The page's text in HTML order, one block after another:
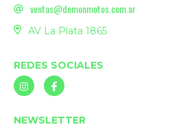
ventas@demonmotos.com.ar
AV La Plata 1865
REDES SOCIALES
NEWSLETTER